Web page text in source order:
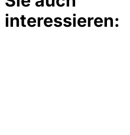
interessieren: